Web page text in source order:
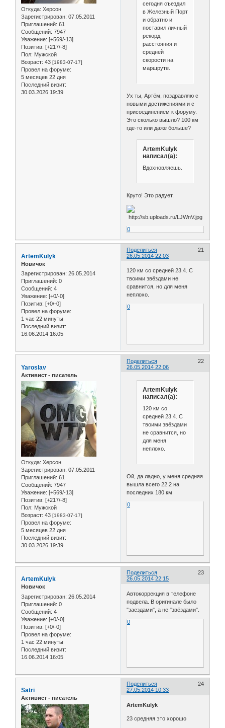
Откуда: Херсон
Зарегистрирован: 07.05.2011
Приглашений: 61
Сообщений: 7947
Уважение: [+569/-13]
Позитив: [+217/-8]
Пол: Мужской
Возраст: 43 [1983-07-17]
Провел на форуме:
5 месяцев 22 дня
Последний визит:
30.03.2026 19:39
сегодня съездил
в Железный Порт
и обратно и
поставил личный
рекорд
расстояния и
средней
скорости на
маршруте.
Ух ты, Артём, поздравляю с
новыми достижениями и с
присоединением к форуму.
Это сколько вышло? 100 км
где-то или даже больше?
ArtemKulyk
написал(а):
Вдохновляешь.
Круто! Это радует.
0
Поделиться
21
26.05.2014 22:03
ArtemKulyk
Новичок
Зарегистрирован: 26.05.2014
Приглашений: 0
Сообщений: 4
Уважение: [+0/-0]
Позитив: [+0/-0]
Провел на форуме:
1 час 22 минуты
Последний визит:
16.06.2014 16:05
120 км со средней 23.4. С
твоими звёздами не
сравнится, но для меня
неплохо.
0
Поделиться
22
26.05.2014 22:06
Yaroslav
Активист - писатель
Откуда: Херсон
Зарегистрирован: 07.05.2011
Приглашений: 61
Сообщений: 7947
Уважение: [+569/-13]
Позитив: [+217/-8]
Пол: Мужской
Возраст: 43 [1983-07-17]
Провел на форуме:
5 месяцев 22 дня
Последний визит:
30.03.2026 19:39
ArtemKulyk
написал(а):
120 км со
средней 23.4. С
твоими звёздами
не сравнится, но
для меня
неплохо.
Ой, да ладно, у меня средняя
вышла всего 22,2 на
последних 180 км
0
Поделиться
23
26.05.2014 22:15
ArtemKulyk
Новичок
Зарегистрирован: 26.05.2014
Приглашений: 0
Сообщений: 4
Уважение: [+0/-0]
Позитив: [+0/-0]
Провел на форуме:
1 час 22 минуты
Последний визит:
16.06.2014 16:05
Автокоррекция в телефоне
подвела. В оригинале было
"заездами", а не "звёздами".
0
Поделиться
24
27.05.2014 10:33
Satri
Активист - писатель
ArtemKulyk
23 средняя это хорошо